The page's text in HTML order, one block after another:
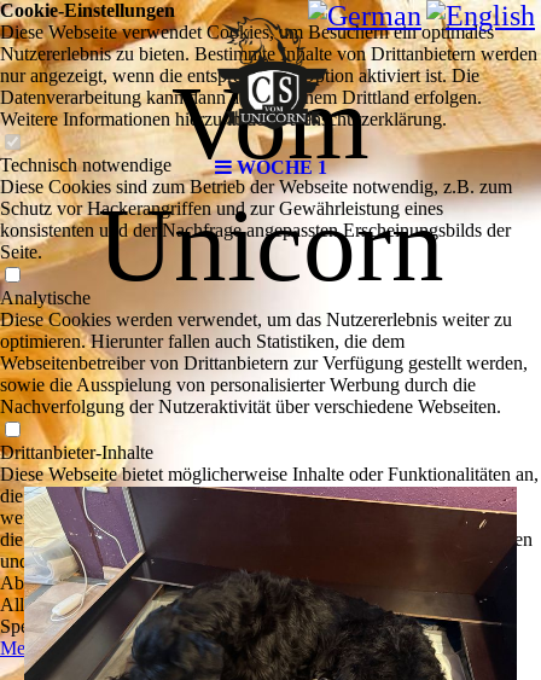
WOCHE 1
Vom
Unicorn
Cookie-Einstellungen
Diese Webseite verwendet Cookies, um Besuchern ein optimales
Nutzererlebnis zu bieten. Bestimmte Inhalte von Drittanbietern werden
nur angezeigt, wenn die entsprechende Option aktiviert ist. Die
Datenverarbeitung kann dann auch in einem Drittland erfolgen.
Weitere Informationen hierzu in der Datenschutzerklärung.
Technisch notwendige
Diese Cookies sind zum Betrieb der Webseite notwendig, z.B. zum
Schutz vor Hackerangriffen und zur Gewährleistung eines
konsistenten und der Nachfrage angepassten Erscheinungsbilds der
Seite.
Analytische
Diese Cookies werden verwendet, um das Nutzererlebnis weiter zu
optimieren. Hierunter fallen auch Statistiken, die dem
Webseitenbetreiber von Drittanbietern zur Verfügung gestellt werden,
sowie die Ausspielung von personalisierter Werbung durch die
Nachverfolgung der Nutzeraktivität über verschiedene Webseiten.
Drittanbieter-Inhalte
Diese Webseite bietet möglicherweise Inhalte oder Funktionalitäten an,
die von Drittanbietern eigenverantwortlich zur Verfügung gestellt
werden. Diese Drittanbieter können eigene Cookies setzen, z.B. um
die Nutzeraktivität zu verfolgen oder ihre Angebote zu personalisieren
und zu optimieren.
Ablehnen
Alle akzeptieren
Speichern
Mehr Informationen